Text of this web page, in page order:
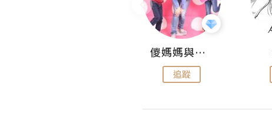
儍媽媽與兩隻小魔怪之家
追蹤